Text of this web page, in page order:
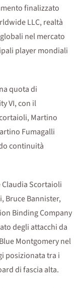
finalizzato
LLC, realtà
nel mercato
player mondiali
quota di
VI, con il
Martino
Fumagalli
continuità
Scortaioli
Bruce Bannister,
Binding Company
degli attacchi da
Montgomery nel
posizionata tra i
di fascia alta.